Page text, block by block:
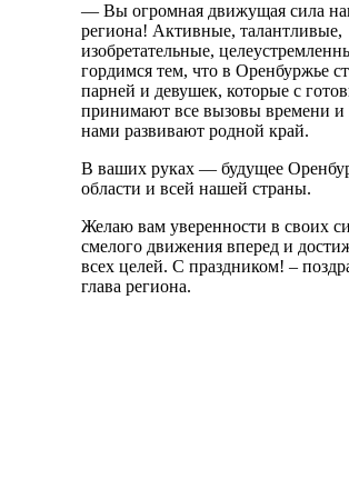
— Вы огромная движущая сила
региона! Активные, талантливые,
изобретательные,
гордимся тем, что в Оренбуржье
парней и девушек, которые с
принимают все вызовы времени и
нами развивают родной край.
В ваших руках — будущее
области и всей нашей страны.
Желаю вам уверенности в своих
смелого движения вперед и
всех целей. С праздником! –
глава региона.